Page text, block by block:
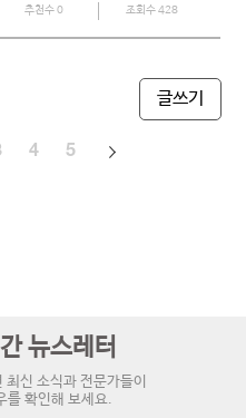
추천수 0 조회수 428
글쓰기
4 5
뉴스레터
신 소식과 전문가들이
를 확인해 보세요.